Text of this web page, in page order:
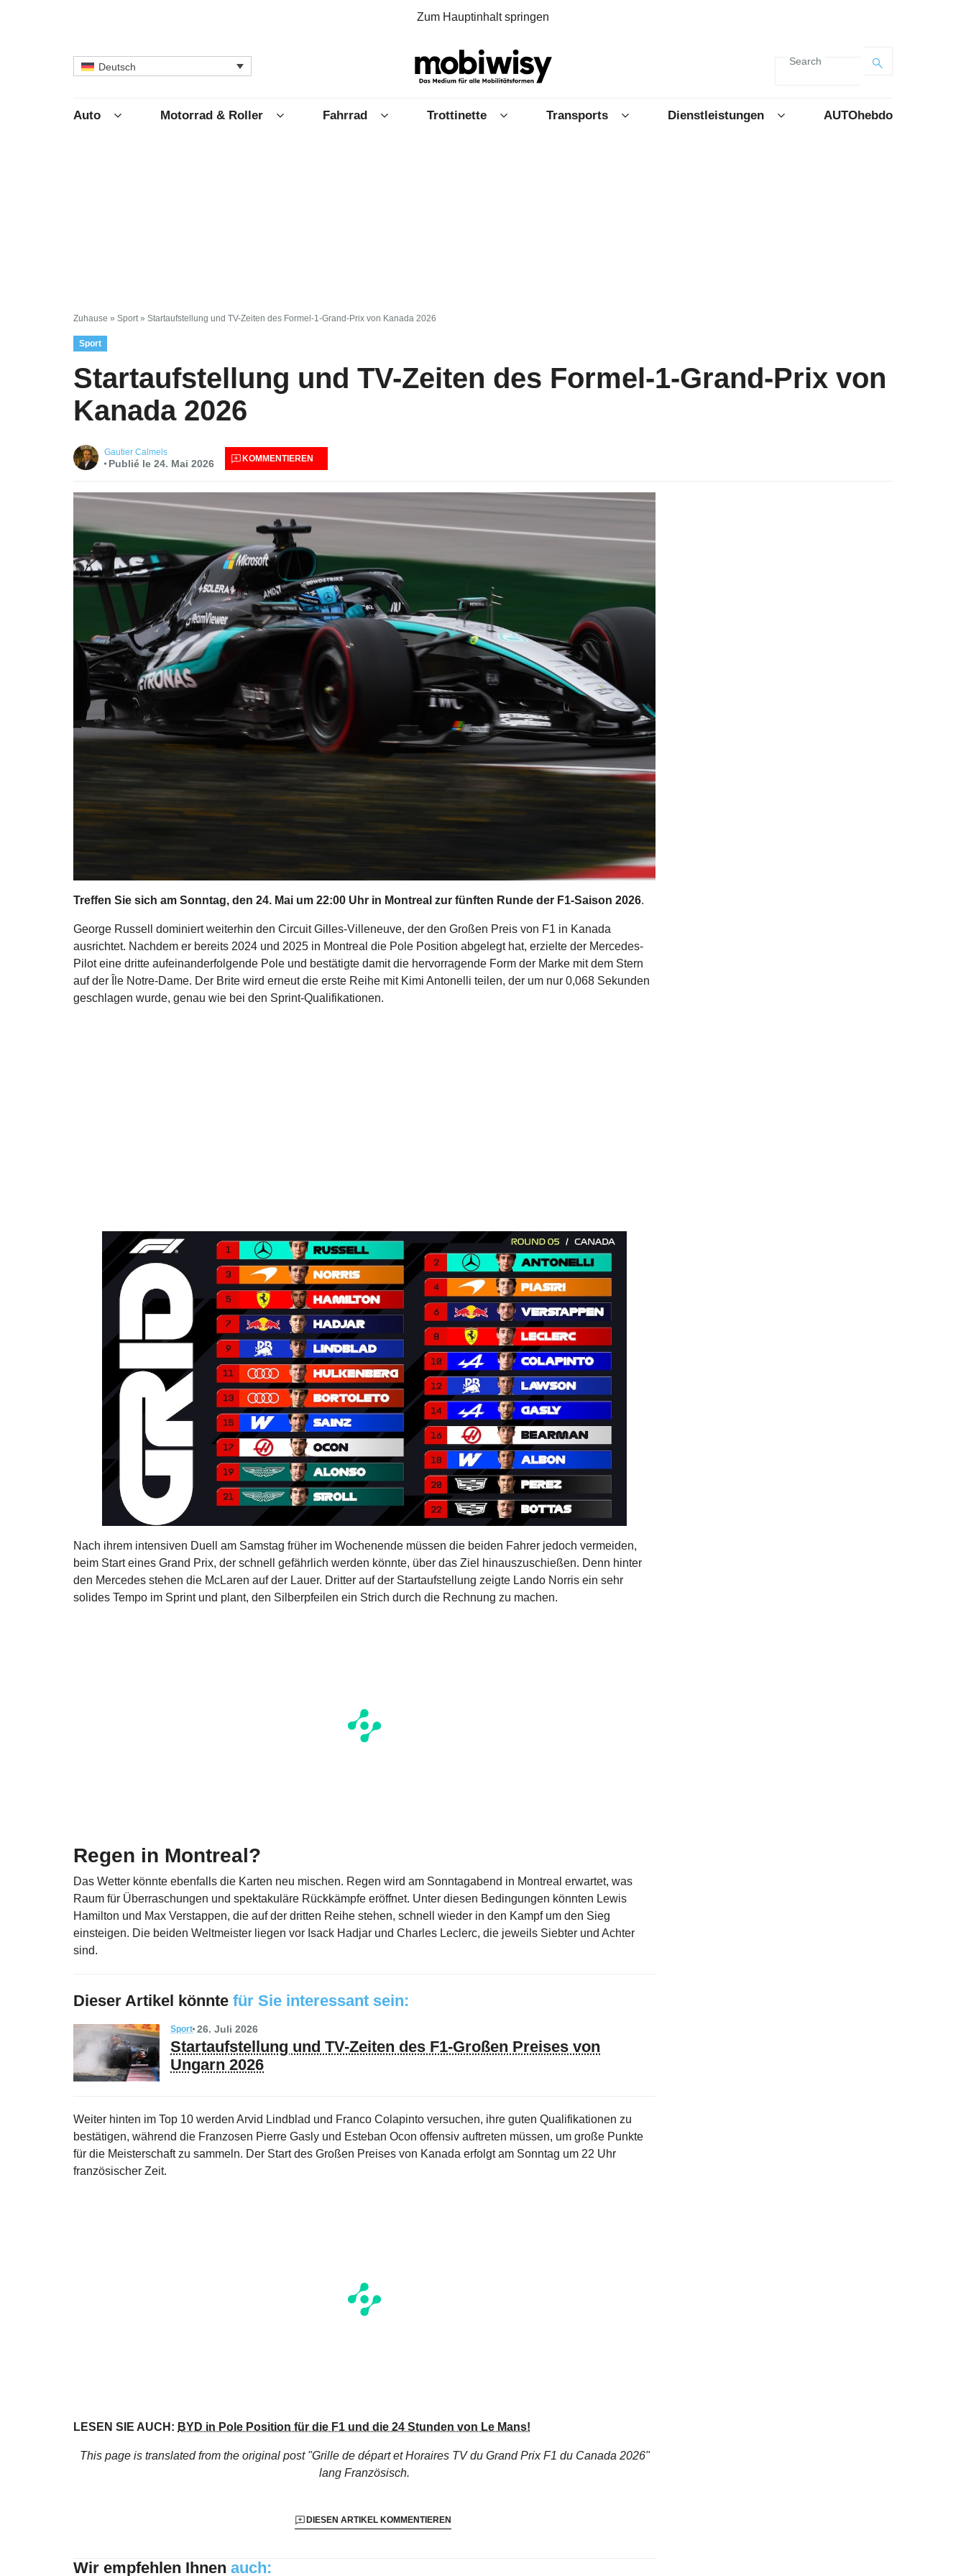
Zum Hauptinhalt springen
Deutsch Search
Auto Motorrad & Roller Fahrrad Trottinette Transports Dienstleistungen AUTOhebdo
Zuhause » Sport » Startaufstellung und TV-Zeiten des Formel-1-Grand-Prix von Kanada 2026
Sport
Startaufstellung und TV-Zeiten des Formel-1-Grand-Prix von
Kanada 2026
Gautier Calmels
Publié le 24. Mai 2026 KOMMENTIEREN
Treffen Sie sich am Sonntag, den 24. Mai um 22:00 Uhr in Montreal zur fünften Runde der F1-Saison 2026.
George Russell dominiert weiterhin den Circuit Gilles-Villeneuve, der den Großen Preis von F1 in Kanada
ausrichtet. Nachdem er bereits 2024 und 2025 in Montreal die Pole Position abgelegt hat, erzielte der Mercedes-
Pilot eine dritte aufeinanderfolgende Pole und bestätigte damit die hervorragende Form der Marke mit dem Stern
auf der Île Notre-Dame. Der Brite wird erneut die erste Reihe mit Kimi Antonelli teilen, der um nur 0,068 Sekunden
geschlagen wurde, genau wie bei den Sprint-Qualifikationen.
Nach ihrem intensiven Duell am Samstag früher im Wochenende müssen die beiden Fahrer jedoch vermeiden,
beim Start eines Grand Prix, der schnell gefährlich werden könnte, über das Ziel hinauszuschießen. Denn hinter
den Mercedes stehen die McLaren auf der Lauer. Dritter auf der Startaufstellung zeigte Lando Norris ein sehr
solides Tempo im Sprint und plant, den Silberpfeilen ein Strich durch die Rechnung zu machen.
Regen in Montreal?
Das Wetter könnte ebenfalls die Karten neu mischen. Regen wird am Sonntagabend in Montreal erwartet, was
Raum für Überraschungen und spektakuläre Rückkämpfe eröffnet. Unter diesen Bedingungen könnten Lewis
Hamilton und Max Verstappen, die auf der dritten Reihe stehen, schnell wieder in den Kampf um den Sieg
einsteigen. Die beiden Weltmeister liegen vor Isack Hadjar und Charles Leclerc, die jeweils Siebter und Achter
sind.
Dieser Artikel könnte für Sie interessant sein:
Sport 26. Juli 2026
Startaufstellung und TV-Zeiten des F1-Großen Preises von
Ungarn 2026
Weiter hinten im Top 10 werden Arvid Lindblad und Franco Colapinto versuchen, ihre guten Qualifikationen zu
bestätigen, während die Franzosen Pierre Gasly und Esteban Ocon offensiv auftreten müssen, um große Punkte
für die Meisterschaft zu sammeln. Der Start des Großen Preises von Kanada erfolgt am Sonntag um 22 Uhr
französischer Zeit.
LESEN SIE AUCH: BYD in Pole Position für die F1 und die 24 Stunden von Le Mans!
This page is translated from the original post "Grille de départ et Horaires TV du Grand Prix F1 du Canada 2026"
lang Französisch.
DIESEN ARTIKEL KOMMENTIEREN
Wir empfehlen Ihnen auch: